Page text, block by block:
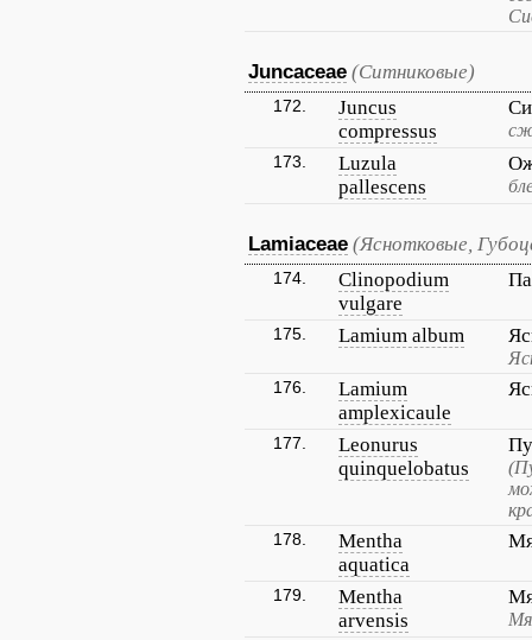
Juncaceae (Ситниковые)
172.
Juncus
compressus
173.
Luzula
pallescens
Lamiaceae (Яснотковые,
174.
Clinopodium
vulgare
175. Lamium album
176.
Lamium
amplexicaule
177.
Leonurus
quinquelobatus
178.
Mentha
aquatica
179.
Mentha
arvensis